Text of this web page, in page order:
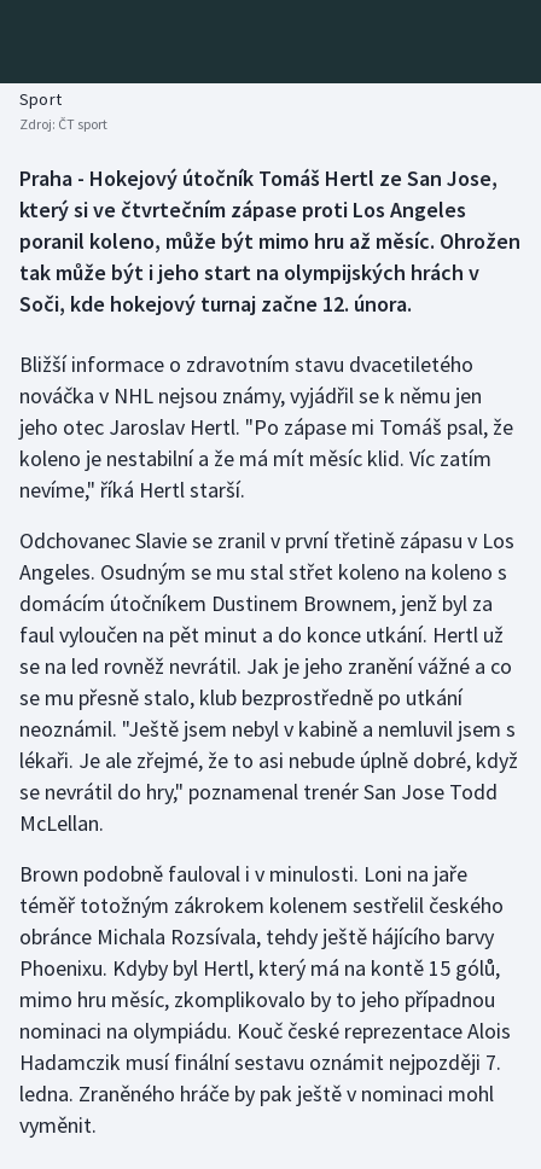
Biatlon
Boby a skeleton
Box
Curling
Dostihy
Florbal
Futsal
Golf
Gymnastika
Házená
Jezdectví
Judo
Krasobruslení
Lezení
Lyže a snowboard
Moderní pětiboj
Motorsport
Olympijské hry
Aplikace ČT sport
AZ kvíz
Sport
Zdroj: ČT sport
Praha - Hokejový útočník Tomáš Hertl ze San Jose,
který si ve čtvrtečním zápase proti Los Angeles
poranil koleno, může být mimo hru až měsíc. Ohrožen
tak může být i jeho start na olympijských hrách v
Soči, kde hokejový turnaj začne 12. února.
Bližší informace o zdravotním stavu dvacetiletého
nováčka v NHL nejsou známy, vyjádřil se k němu jen
jeho otec Jaroslav Hertl. "Po zápase mi Tomáš psal, že
koleno je nestabilní a že má mít měsíc klid. Víc zatím
nevíme," říká Hertl starší.
Odchovanec Slavie se zranil v první třetině zápasu v Los
Angeles. Osudným se mu stal střet koleno na koleno s
domácím útočníkem Dustinem Brownem, jenž byl za
faul vyloučen na pět minut a do konce utkání. Hertl už
se na led rovněž nevrátil. Jak je jeho zranění vážné a co
se mu přesně stalo, klub bezprostředně po utkání
neoznámil. "Ještě jsem nebyl v kabině a nemluvil jsem s
lékaři. Je ale zřejmé, že to asi nebude úplně dobré, když
se nevrátil do hry," poznamenal trenér San Jose Todd
McLellan.
Brown podobně fauloval i v minulosti. Loni na jaře
téměř totožným zákrokem kolenem sestřelil českého
obránce Michala Rozsívala, tehdy ještě hájícího barvy
Phoenixu. Kdyby byl Hertl, který má na kontě 15 gólů,
mimo hru měsíc, zkomplikovalo by to jeho případnou
nominaci na olympiádu. Kouč české reprezentace Alois
Hadamczik musí finální sestavu oznámit nejpozději 7.
ledna. Zraněného hráče by pak ještě v nominaci mohl
vyměnit.